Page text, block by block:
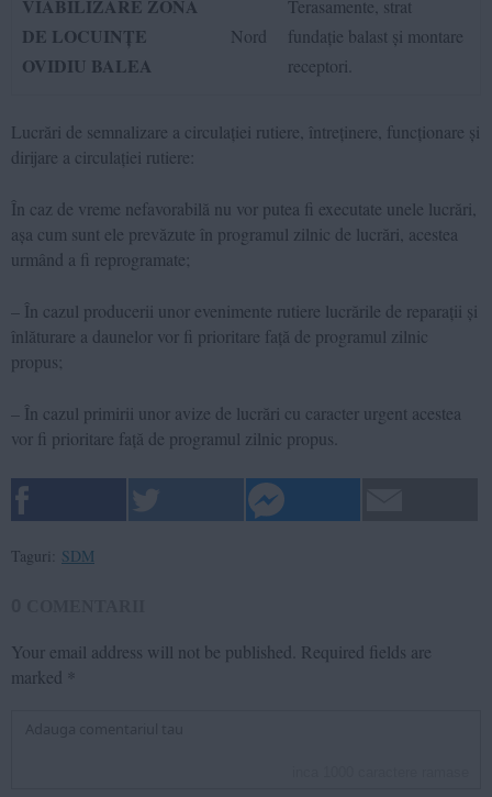
VIABILIZARE ZONA
DE LOCUINȚE
OVIDIU BALEA
Nord
Terasamente, strat
fundație balast și montare
receptori.
Lucrări de semnalizare a circulației rutiere, întreținere, funcționare și
dirijare a circulației rutiere:
În caz de vreme nefavorabilă nu vor putea fi executate unele lucrări,
așa cum sunt ele prevăzute în programul zilnic de lucrări, acestea
urmând a fi reprogramate;
– În cazul producerii unor evenimente rutiere lucrările de reparații și
înlăturare a daunelor vor fi prioritare față de programul zilnic
propus;
– În cazul primirii unor avize de lucrări cu caracter urgent acestea
vor fi prioritare față de programul zilnic propus.
Taguri: SDM
Your email address will not be published. Required fields are
marked *